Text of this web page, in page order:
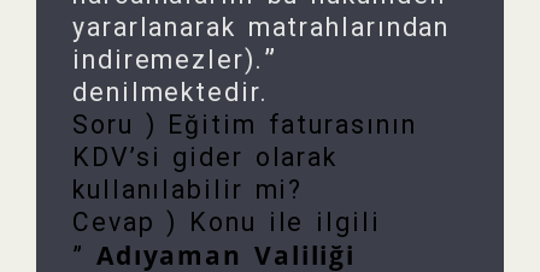
yararlanarak matrahlarından
indiremezler). ”
denilmektedir.
Soru ) Eğitim faturasının
KDV’si gider olarak
kullanılabilir mi?
Cevap ) Konu ile ilgili
” Adıyaman Valiliği